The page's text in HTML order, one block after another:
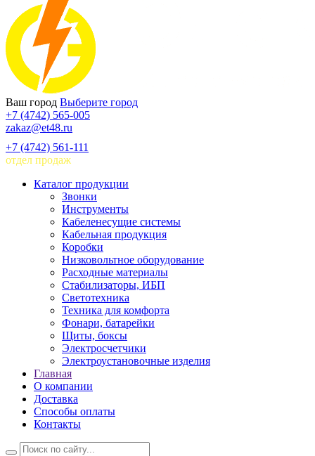
Ваш город Выберите город
+7 (4742) 565-005
zakaz@et48.ru
+7 (4742) 561-111
отдел продаж
Каталог продукции
Звонки
Инструменты
Кабеленесущие системы
Кабельная продукция
Коробки
Низковольтное оборудование
Расходные материалы
Стабилизаторы, ИБП
Светотехника
Техника для комфорта
Фонари, батарейки
Щиты, боксы
Электросчетчики
Электроустановочные изделия
Главная
О компании
Доставка
Способы оплаты
Контакты